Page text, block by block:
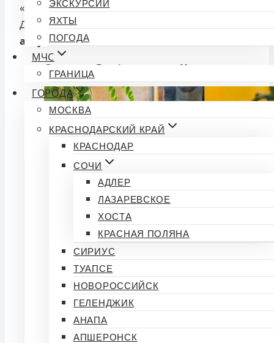
ЭКСКУРСИИ
ЯХТЫ
ПОГОДА
МЧС
ГРАНИЦА
ГОРОДА
МОСКВА
КРАСНОДАРСКИЙ КРАЙ
КРАСНОДАР
СОЧИ
АДЛЕР
ЛАЗАРЕВСКОЕ
ХОСТА
КРАСНАЯ ПОЛЯНА
СИРИУС
ТУАПСЕ
НОВОРОССИЙСК
ГЕЛЕНДЖИК
АНАПА
АПШЕРОНСК
«Сочитеплоэнерго», теперь жителям
Дагомыса придется ждать
августа.
Смотрите Все Актуальные Новости